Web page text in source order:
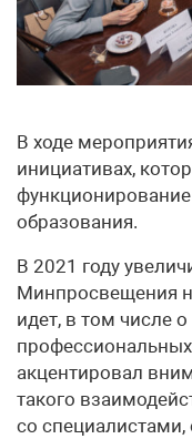
В ходе
инициативах,
образования.
В 2021 году
Минпросвещения
идет, в том числе
акцентировал
такого
со